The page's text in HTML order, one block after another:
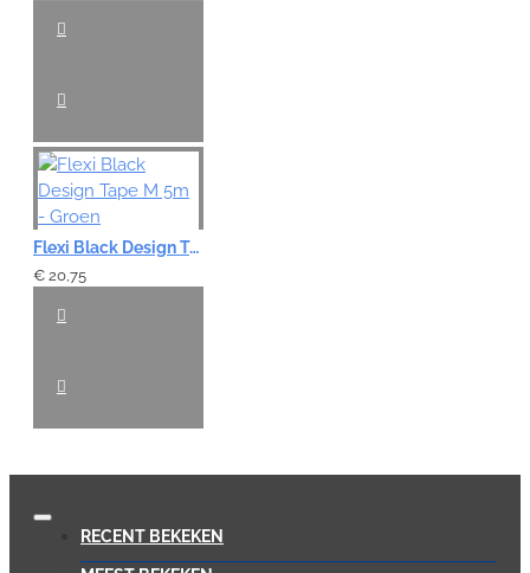
Flexi Black Design Tape M 5m - Groen
€ 20,75
RECENT BEKEKEN